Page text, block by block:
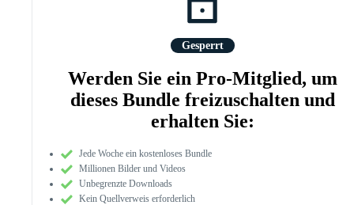
Gesperrt
Werden Sie ein Pro-Mitglied, um
dieses Bundle freizuschalten und
erhalten Sie:
Jede Woche ein kostenloses Bundle
Millionen Bilder und Videos
Unbegrenzte Downloads
Kein Quellverweis erforderlich